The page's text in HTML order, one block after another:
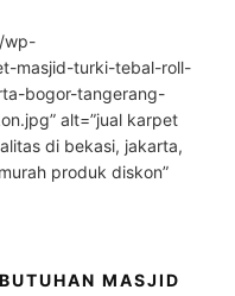
wp-
masjid-turki-tebal-roll-
bogor-tangerang-
alt=”jual karpet
di bekasi, jakarta,
produk diskon”
MASJID